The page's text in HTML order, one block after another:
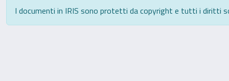
I documenti in IRIS sono protetti da copyright e tutti i diritti